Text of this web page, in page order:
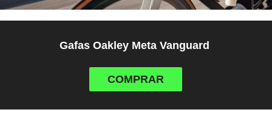
Gafas Oakley Meta Vanguard
COMPRAR